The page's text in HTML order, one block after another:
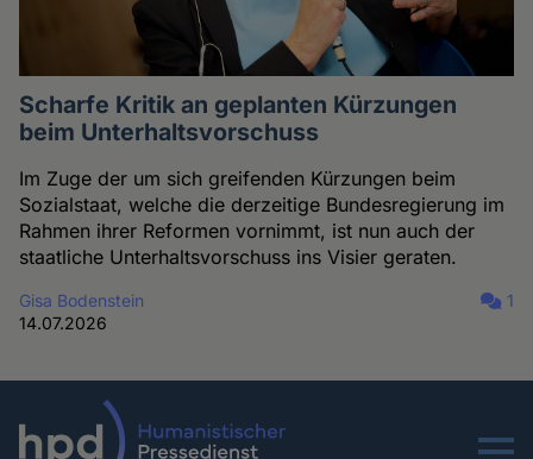
Scharfe Kritik an geplanten Kürzungen
beim Unterhaltsvorschuss
Im Zuge der um sich greifenden Kürzungen beim
Sozialstaat, welche die derzeitige Bundesregierung im
Rahmen ihrer Reformen vornimmt, ist nun auch der
staatliche Unterhaltsvorschuss ins Visier geraten.
Gisa Bodenstein
14.07.2026
1